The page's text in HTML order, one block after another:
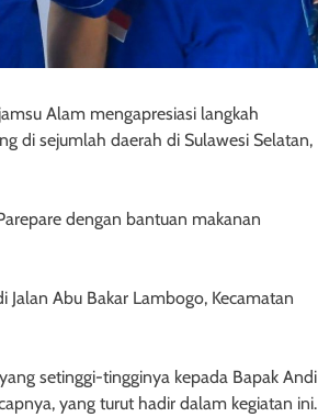
Alam mengapresiasi langkah
di sejumlah daerah di Sulawesi Selatan,
dengan bantuan makanan
Abu Bakar Lambogo, Kecamatan
setinggi-tingginya kepada Bapak Andi
yang turut hadir dalam kegiatan ini.